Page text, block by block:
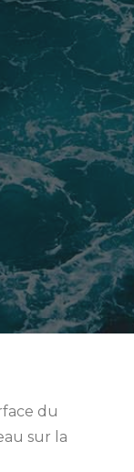
du
sur la